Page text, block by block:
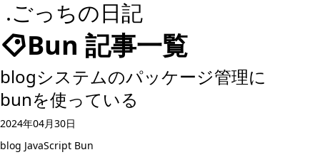
.ごっちの日記
Bun 記事一覧
blogシステムのパッケージ管理に
bunを使っている
2024年04月30日
blog JavaScript Bun